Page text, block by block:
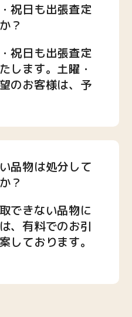
祝日も出張査定
？
祝日も出張査定
します。土曜・
のお客様は、予
品物は処分して
？
できない品物に
、有料でのお引
しております。